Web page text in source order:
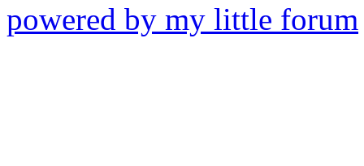
powered by my little forum